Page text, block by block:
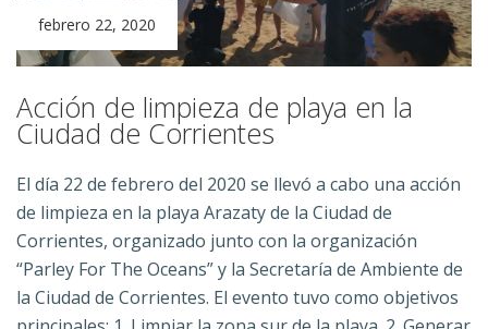
febrero 22, 2020
Acción de limpieza de playa en la
Ciudad de Corrientes
El día 22 de febrero del 2020 se llevó a cabo una acción
de limpieza en la playa Arazaty de la Ciudad de
Corrientes, organizado junto con la organización
“Parley For The Oceans” y la Secretaría de Ambiente de
la Ciudad de Corrientes. El evento tuvo como objetivos